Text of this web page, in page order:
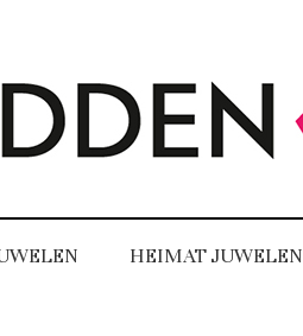
HEIMAT JUWELEN